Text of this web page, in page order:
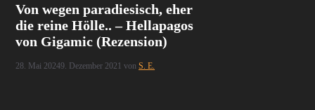
Von wegen paradiesisch, eher
die reine Hölle.. – Hellapagos
von Gigamic (Rezension)
28. Mai 20249. Dezember 2021 vonS. E.